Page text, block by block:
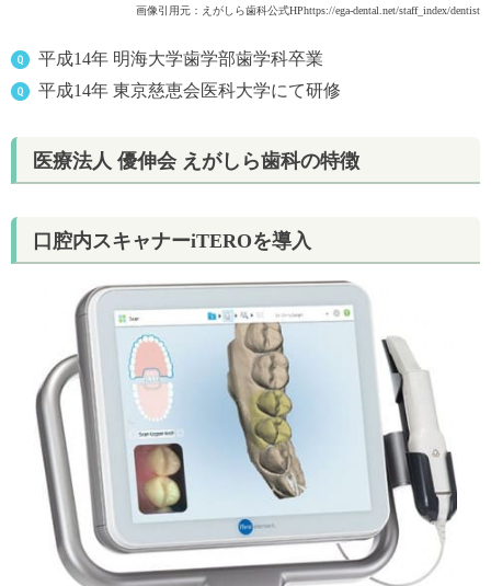
画像引用元：えがしら歯科公式HPhttps://ega-dental.net/staff_index/dentist
平成14年 明海大学歯学部歯学科卒業
平成14年 東京慈恵会医科大学にて研修
医療法人 優伸会 えがしら歯科の特徴
口腔内スキャナーiTEROを導入